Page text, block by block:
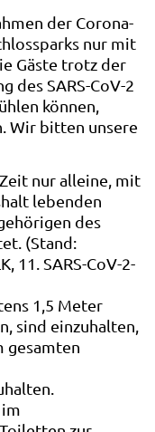
der Corona-
nur mit
Gäste trotz der
des SARS-CoV-2
können,
Wir bitten unsere
nur alleine, mit
lebenden
des
(Stand:
11. SARS-CoV-2-
1,5 Meter
sind einzuhalten,
gesamten